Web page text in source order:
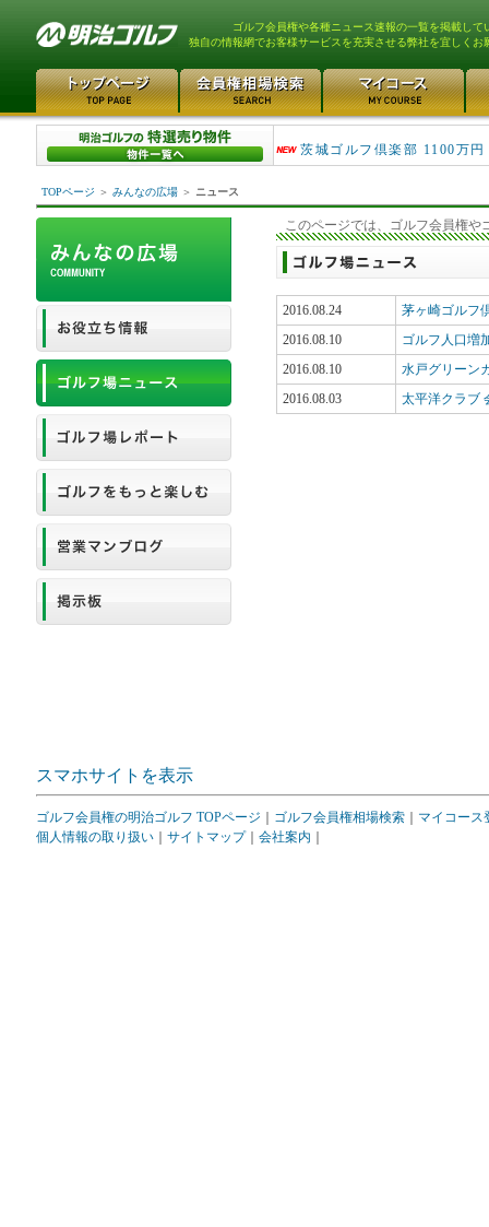
ゴルフ会員権や各種ニュース速報の一覧を掲載して
独自の情報網でお客様サービスを充実させる弊社を宜しくお
大洗ゴルフ倶楽部 290万
茨城ゴルフ倶楽部 1100万円
TOPページ ＞ みんなの広場 ＞ ニュース
このページでは、ゴルフ会員権や
2016.08.24
茅ヶ崎ゴルフ
2016.08.10
ゴルフ人口増
2016.08.10
水戸グリーン
2016.08.03
太平洋クラブ
スマホサイトを表示
ゴルフ会員権の明治ゴルフ TOPページ ゴルフ会員権相場検索
マイコース
個人情報の取り扱い
サイトマップ｜ 会社案内